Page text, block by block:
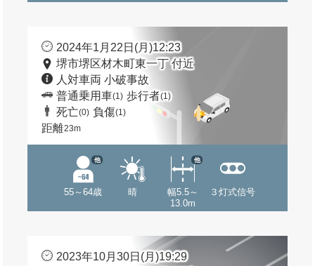
2024年1月22日(月)12:23
堺市堺区材木町東一丁 付近
人対車両 小破事故
普通乗用車(1) 歩行者(1)
死亡(0) 負傷(1)
距離23m
55～64歳
他
晴
幅5.5～
13.0m
他
３灯式信号
2023年10月30日(月)19:29